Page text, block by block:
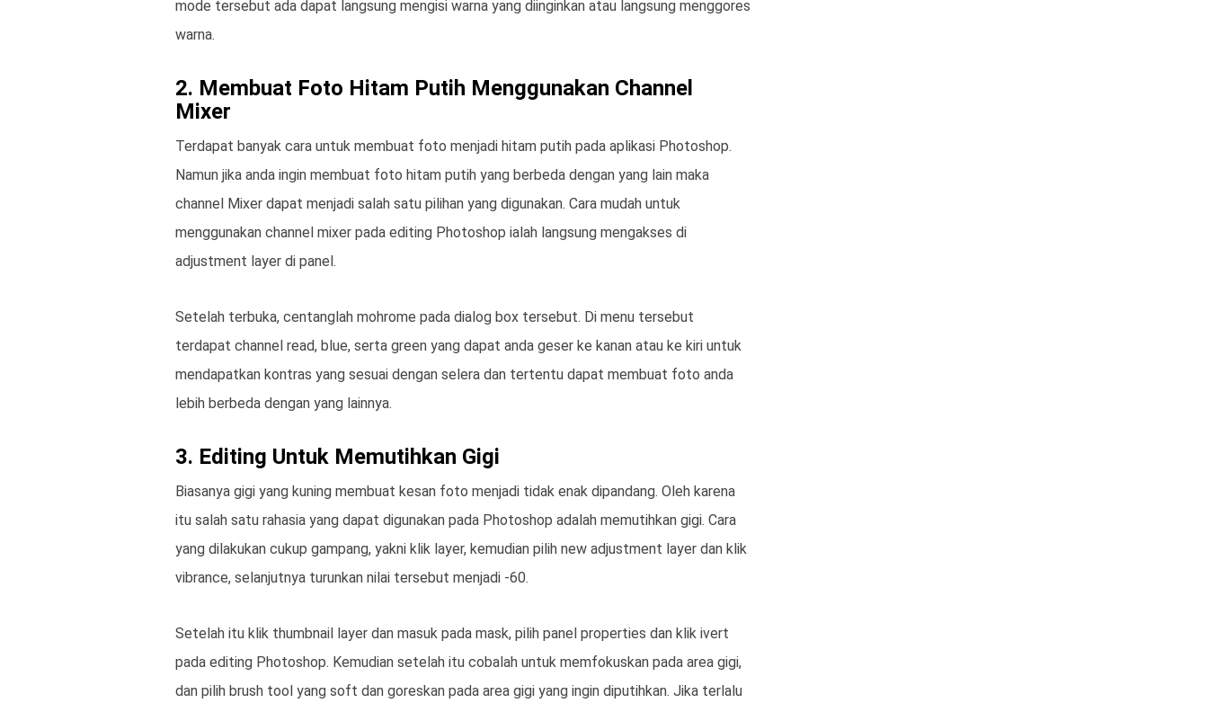
mode tersebut ada dapat langsung mengisi warna yang diinginkan atau langsung menggores
warna.
2. Membuat Foto Hitam Putih Menggunakan Channel
Mixer
Terdapat banyak cara untuk membuat foto menjadi hitam putih pada aplikasi Photoshop.
Namun jika anda ingin membuat foto hitam putih yang berbeda dengan yang lain maka
channel Mixer dapat menjadi salah satu pilihan yang digunakan. Cara mudah untuk
menggunakan channel mixer pada editing Photoshop ialah langsung mengakses di
adjustment layer di panel.
Setelah terbuka, centanglah mohrome pada dialog box tersebut. Di menu tersebut
terdapat channel read, blue, serta green yang dapat anda geser ke kanan atau ke kiri untuk
mendapatkan kontras yang sesuai dengan selera dan tertentu dapat membuat foto anda
lebih berbeda dengan yang lainnya.
3. Editing Untuk Memutihkan Gigi
Biasanya gigi yang kuning membuat kesan foto menjadi tidak enak dipandang. Oleh karena
itu salah satu rahasia yang dapat digunakan pada Photoshop adalah memutihkan gigi. Cara
yang dilakukan cukup gampang, yakni klik layer, kemudian pilih new adjustment layer dan klik
vibrance, selanjutnya turunkan nilai tersebut menjadi -60.
Setelah itu klik thumbnail layer dan masuk pada mask, pilih panel properties dan klik ivert
pada editing Photoshop. Kemudian setelah itu cobalah untuk memfokuskan pada area gigi,
dan pilih brush tool yang soft dan goreskan pada area gigi yang ingin diputihkan. Jika terlalu